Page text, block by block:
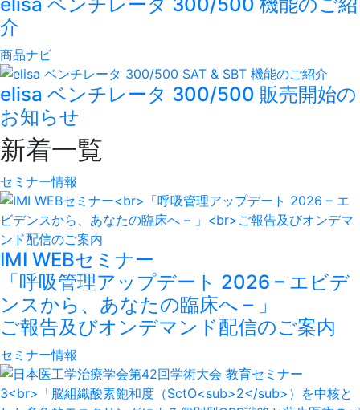
介
商品ナビ
elisa ベンチレータ 300/500 販売開始の
お知らせ
新着一覧
セミナー情報
IMI WEBセミナー
「呼吸管理アップデート 2026 – エビデ
ンスから、あなたの臨床へ – 」
ご報告及びオンデマンド配信のご案内
セミナー情報